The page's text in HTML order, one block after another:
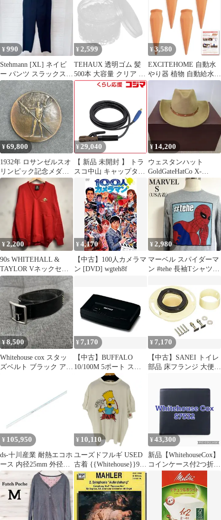
当/eaa572829
¥990
Stehmann [XL] ネイビ
ー パンツ スラックス
紺
¥ 2,599
TEHAUX 透明ゴム 髪
500本 大容量 クリア ヘ
アバンド 小さい 弾性
ンジ 目立たない 大人
子供 ボックス付き
¥3,580
EXCITEHOME 自動水
やり器 植物 自動給水器
留守中も安心 ペットボ
トル対応 陶器 簡単 挿
すだけ 鉢植え プランタ
ー 取扱説明書付 4本セ
ット(ブラウン,
16cmx5cm)
¥69,800
1932年 ロサンゼルスオ
リンピック記念メダル
Whitehead & Hoag
¥ 29,040
【 新品 未開封 】 トラ
スコ中山 キャップタイ
ヤケーブル2次線ホルダ
ー付き 10m
TWC2210KH 未使用 送
料無料
¥ 14,200
ウェスタンハット
GoldGateHatCo X-
LARGE
¥2,200
90s WHITEHALL &
TAYLOR Vネックセー
ター レッド 22
¥4,170
【中古】100人カメラマ
ン [DVD] wgteh8f
¥2,980
マーベル スパイダーマ
ン #tehe 長袖Tシャツ
¥8,500
Whitehouse cox スタッ
ズベルト ブラック アメ
¥ 7,170
【中古】BUFFALO
10/100M 5ポート スイ
ッチングHub ブラック
LSW3-TX-5EPL/B
wgteh8f
¥ 7,170
【中古】SANEI トイレ
部品 床フランジ 大便器
¥ 105,950
ds-十川産業 耐熱エコホ
ース 内径25mm 外径
33mm 長さ40m TEH-25
1巻
¥ 10,110
ユーズドフルギ USED
古着 {{Whitehouse}}90s
USA製 キャラクタープ
リントS/Sカットソー
メンズ ONE SIZE
¥43,300
新品【WhitehouseCox】
コインケース付2つ折り
財布、S7532、紺タン